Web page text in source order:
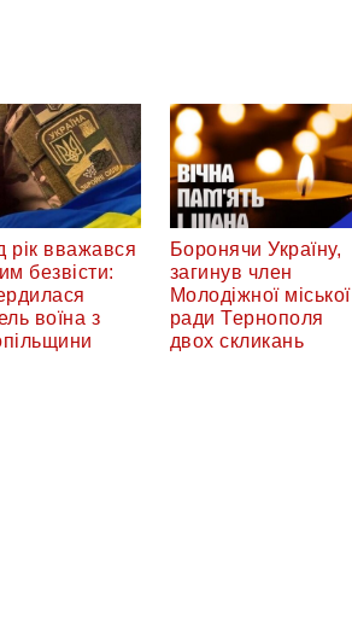
рік вважався
безвісти:
воїна з
Боронячи Україну,
загинув член
Молодіжної міської
ради Тернополя
двох скликань